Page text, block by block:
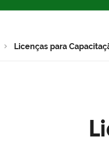
Licenças para